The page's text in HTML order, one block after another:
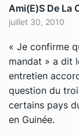
Ami(e)s De La
juillet 30, 2010
« Je confirme
mandat » a dit
entretien
question du
certains pays
en Guinée.